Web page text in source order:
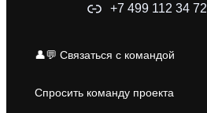
+7 499 112 34 72
👤💬 Связаться с командой
Спросить команду проекта